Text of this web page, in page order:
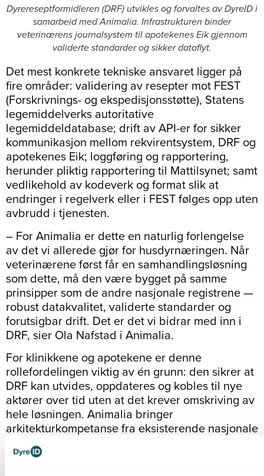
Dyrereseptformidleren (DRF) utvikles og forvaltes av DyreID i
samarbeid med Animalia. Infrastrukturen binder
veterinærens journalsystem til apotekenes Eik gjennom
validerte standarder og sikker dataflyt.
Det mest konkrete tekniske ansvaret ligger på
fire områder: validering av resepter mot FEST
(Forskrivnings- og ekspedisjonsstøtte), Statens
legemiddelverks autoritative
legemiddeldatabase; drift av API-er for sikker
kommunikasjon mellom rekvirentsystem, DRF og
apotekenes Eik; loggføring og rapportering,
herunder pliktig rapportering til Mattilsynet; samt
vedlikehold av kodeverk og format slik at
endringer i regelverk eller i FEST følges opp uten
avbrudd i tjenesten.
– For Animalia er dette en naturlig forlengelse
av det vi allerede gjør for husdyrnæringen. Når
veterinærene først får en samhandlingsløsning
som dette, må den være bygget på samme
prinsipper som de andre nasjonale registrene —
robust datakvalitet, validerte standarder og
forutsigbar drift. Det er det vi bidrar med inn i
DRF, sier Ola Nafstad i Animalia.
For klinikkene og apotekene er denne
rollefordelingen viktig av én grunn: den sikrer at
DRF kan utvides, oppdateres og kobles til nye
aktører over tid uten at det krever omskriving av
hele løsningen. Animalia bringer
arkitekturkompetanse fra eksisterende nasjonale
registre inn i en helt ny vertikal — veterinære
legemidler — der mange av kravene fra